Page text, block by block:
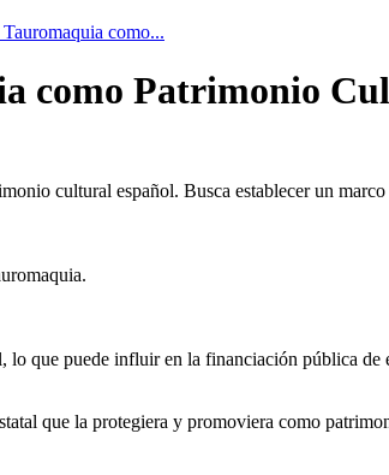
como...
como Patrimonio
cultural español. Busca establecer un
que puede influir en la financiación pública
que la protegiera y promoviera como